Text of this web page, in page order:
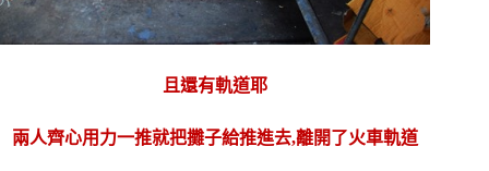
且還有軌道耶
兩人齊心用力一推就把攤子給推進去,離開了火車軌道